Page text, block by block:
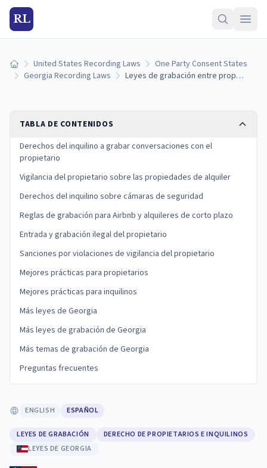
RL
Inicio United States Recording Laws
One Party Consent States
Georgia Recording Laws
Leyes de grabación entre propietario e inquilino en Georgia: derechos y restricciones (2026)
TABLA DE CONTENIDOS
Derechos del inquilino a grabar conversaciones con el
propietario
Vigilancia del propietario sobre las propiedades de alquiler
Derechos del inquilino sobre cámaras de seguridad
Reglas de grabación para Airbnb y alquileres de corto plazo
Entrada y grabación ilegal del propietario
Sanciones por violaciones de vigilancia del propietario
Mejores prácticas para propietarios
Mejores prácticas para inquilinos
Más leyes de Georgia
Más leyes de grabación de Georgia
Más temas de grabación de Georgia
Preguntas frecuentes
ENGLISH ESPAÑOL
LEYES DE GRABACIÓN
DERECHO DE PROPIETARIOS E INQUILINOS
LEYES DE GEORGIA